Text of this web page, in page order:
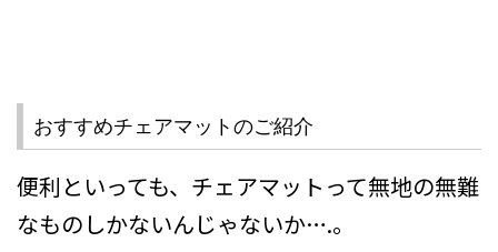
おすすめチェアマットのご紹介
便利といっても、チェアマットって無地の無難
なものしかないんじゃないか….。